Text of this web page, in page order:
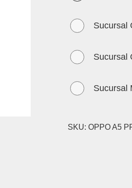
Sucursal
Sucursal
Sucursal
SKU: OPPO A5